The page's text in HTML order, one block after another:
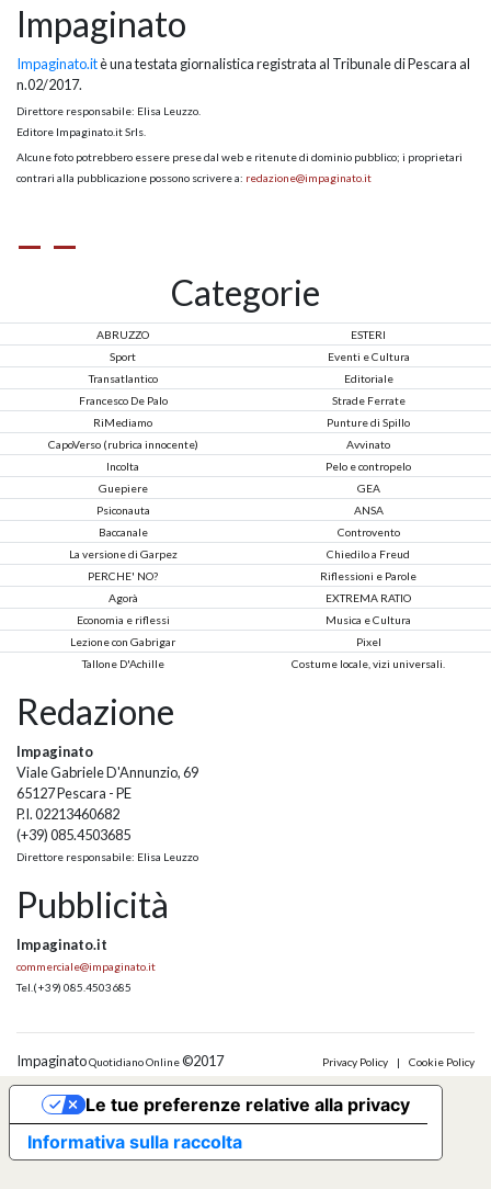
Impaginato
Impaginato.itè una testata giornalistica registrata al Tribunale di Pescara al
n.02/2017.
Direttore responsabile: Elisa Leuzzo.
Editore Impaginato.it Srls.
Alcune foto potrebbero essere prese dal web e ritenute di dominio pubblico; i proprietari
contrari alla pubblicazione possono scrivere a: redazione@impaginato.it
Categorie
ABRUZZO
ESTERI
Sport
Eventi e Cultura
Transatlantico
Editoriale
Francesco De Palo
Strade Ferrate
RiMediamo
Punture di Spillo
CapoVerso (rubrica innocente)
Avvinato
Incolta
Pelo e contropelo
Guepiere
GEA
Psiconauta
ANSA
Baccanale
Controvento
La versione di Garpez
Chiedilo a Freud
PERCHE' NO?
Riflessioni e Parole
Agorà
EXTREMA RATIO
Economia e riflessi
Musica e Cultura
Lezione con Gabrigar
Pixel
Tallone D'Achille
Costume locale, vizi universali.
Redazione
Impaginato
Viale Gabriele D'Annunzio, 69
65127 Pescara - PE
P.I. 02213460682
(+39) 085.4503685
Direttore responsabile: Elisa Leuzzo
Pubblicità
Impaginato.it
commerciale@impaginato.it
Tel. (+39) 085.4503685
ImpaginatoQuotidiano Online©2017 Privacy Policy | Cookie Policy
Informativa sulla raccolta
Le tue preferenze relative alla privacy